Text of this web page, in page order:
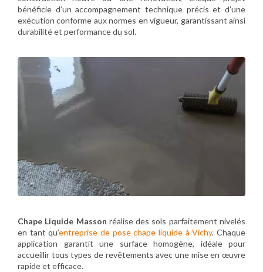
bénéficie d’un accompagnement technique précis et d’une
exécution conforme aux normes en vigueur, garantissant ainsi
durabilité et performance du sol.
Chape Liquide Masson réalise des sols parfaitement nivelés
en tant qu’entreprise de pose chape liquide à Vichy. Chaque
application garantit une surface homogène, idéale pour
accueillir tous types de revêtements avec une mise en œuvre
rapide et efficace.